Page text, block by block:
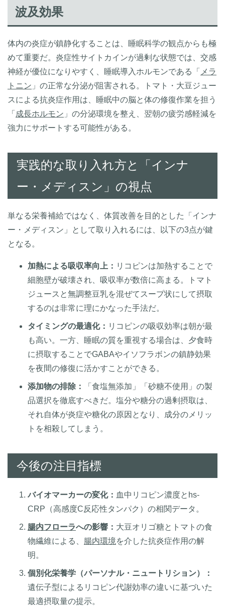
波及効果
体内の炎症が鎮静化することは、睡眠科学の観点からも極
めて重要だ。炎症性サイトカインが過剰な状態では、交感
神経が優位になりやすく、睡眠導入ホルモンである「 メラ
トニン 」の正常な分泌が阻害される。トマト・大豆ジュー
スによる抗炎症作用は、睡眠中の脳と体の修復作業を担う
「 成長ホルモン 」の分泌環境を整え、翌朝の疲労感軽減を
強力にサポートする可能性がある。
実践的な取り入れ方と「インナ
ー・メディスン」の視点
単なる栄養補給ではなく、体質改善を目的とした「インナ
ー・メディスン」として取り入れるには、以下の3点が鍵
となる。
加熱による吸収率向上： リコピンは加熱することで
細胞壁が破壊され、吸収率が数倍に高まる。トマト
ジュースと無調整豆乳を混ぜてスープ状にして摂取
するのは非常に理にかなった手法だ。
タイミングの最適化： リコピンの吸収効率は朝が最
も高い。一方、睡眠の質を重視する場合は、夕食時
に摂取することでGABAやイソフラボンの鎮静効果
を夜間の修復に活かすことができる。
添加物の排除：
「食塩無添加」「砂糖不使用」の製
品選択を徹底すべきだ。塩分や糖分の過剰摂取は、
それ自体が炎症や糖化の原因となり、成分のメリッ
トを相殺してしまう。
今後の注目指標
バイオマーカーの変化： 血中リコピン濃度とhs-
CRP（高感度C反応性タンパク）の相関データ。
腸内フローラへの影響： 大豆オリゴ糖とトマトの食
物繊維による、
腸内環境を介した抗炎症作用の解
明。
個別化栄養学（パーソナル・ニュートリション）：
遺伝子型によるリコピン代謝効率の違いに基づいた
最適摂取量の提示。